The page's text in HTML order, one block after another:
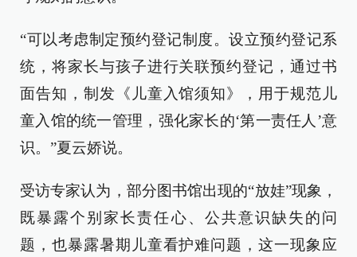
“可以考虑制定预约登记制度。设立预约登记系
统，将家长与孩子进行关联预约登记，通过书
面告知，制发《儿童入馆须知》，用于规范儿
童入馆的统一管理，强化家长的‘第一责任人’意
识。”夏云娇说。
受访专家认为，部分图书馆出现的“放娃”现象，
既暴露个别家长责任心、公共意识缺失的问
题，也暴露暑期儿童看护难问题，这一现象应